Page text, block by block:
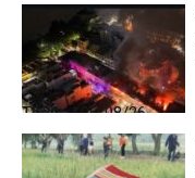
Thời sự
06/08/26, 12:30